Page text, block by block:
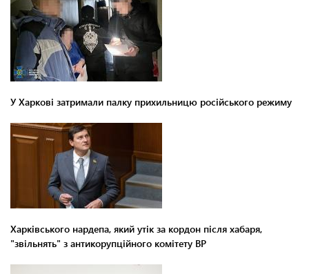
У Харкові затримали палку прихильницю російського режиму
Харківського нардепа, який утік за кордон після хабаря,
"звільнять" з антикорупційного комітету ВР